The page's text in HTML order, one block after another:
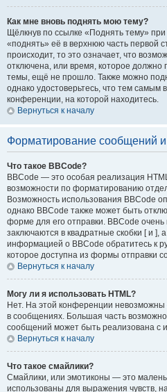
Как мне вновь поднять мою тему?
Щёлкнув по ссылке «Поднять тему»
«поднять» её в верхнюю часть первой
происходит, то это означает, что
отключена, или время, которое должно
темы, ещё не прошло. Также можно
однако удостоверьтесь, что тем
конференции, на которой находитесь.
Вернуться к началу
Форматирование сообщений
Что такое BBCode?
BBCode — это особая реализация
возможности по форматированию
Возможность использования BBCode
однако BBCode также может быть
форме для его отправки. BBCode
заключаются в квадратные скобки [ и ],
информацией о BBCode обратитесь к
которое доступна из формы отправки
Вернуться к началу
Могу ли я использовать HTML?
Нет. На этой конференции невозможны
в сообщениях. Большая часть
сообщений может быть реализована с
Вернуться к началу
Что такое смайлики?
Смайлики, или эмотиконы — это
использованы для выражения чувств,